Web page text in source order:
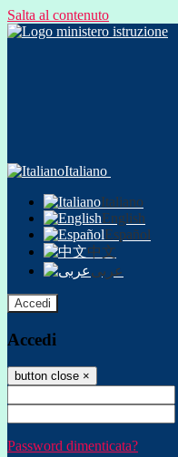
Salta al contenuto
Italiano
Italiano
English
Español
中文
عربى
Accedi
Accedi
button close ×
Password dimenticata?